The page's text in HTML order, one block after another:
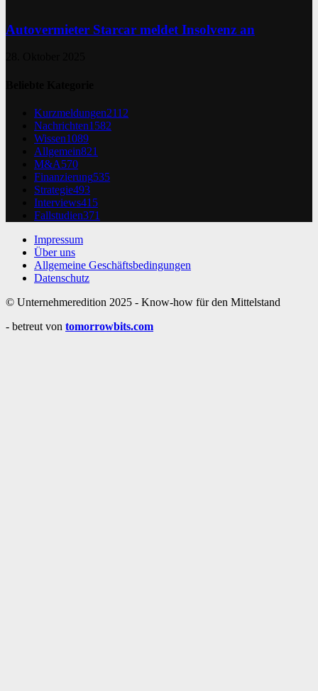
Autovermieter Starcar meldet Insolvenz an
Kurzmeldungen2112
Nachrichten1582
Wissen1089
Allgemein821
M&A570
Finanzierung535
Strategie493
Interviews415
Fallstudien371
Impressum
Über uns
Allgemeine Geschäftsbedingungen
Datenschutz
© Unternehmeredition 2025 - Know-how für den Mittelstand
- betreut von tomorrowbits.com